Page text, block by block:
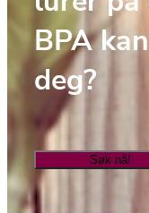
BPA
deg?
Søk nå!